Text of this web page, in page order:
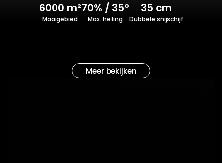
6000 m²
Maaigebied
70% / 35°
Max. helling
35 cm
Dubbele snijschijf
Meer bekijken